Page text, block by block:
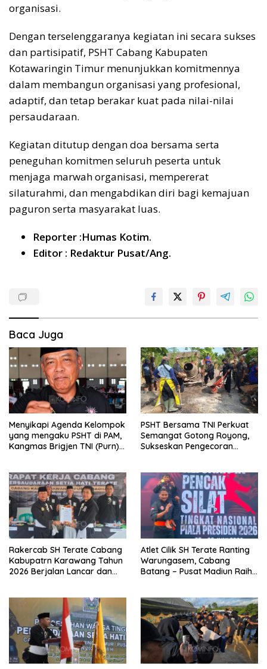
organisasi.
Dengan terselenggaranya kegiatan ini secara sukses
dan partisipatif, PSHT Cabang Kabupaten
Kotawaringin Timur menunjukkan komitmennya
dalam membangun organisasi yang profesional,
adaptif, dan tetap berakar kuat pada nilai-nilai
persaudaraan.
Kegiatan ditutup dengan doa bersama serta
peneguhan komitmen seluruh peserta untuk
menjaga marwah organisasi, mempererat
silaturahmi, dan mengabdikan diri bagi kemajuan
paguron serta masyarakat luas.
Reporter :Humas Kotim.
Editor : Redaktur Pusat/Ang.
Baca Juga
Menyikapi Agenda Kelompok
yang mengaku PSHT di PAM,
Kangmas Brigjen TNI (Purn)
PSHT Bersama TNI Perkuat
Semangat Gotong Royong,
Sukseskan Pengecoran
Rakercab SH Terate Cabang
Kabupatrn Karawang Tahun
2026 Berjalan Lancar dan
Atlet Cilik SH Terate Ranting
Warungasem, Cabang
Batang – Pusat Madiun Raih